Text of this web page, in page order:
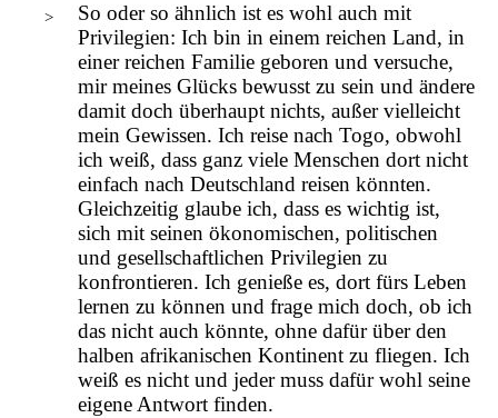
So oder so ähnlich ist es wohl auch mit
Privilegien: Ich bin in einem reichen Land, in
einer reichen Familie geboren und versuche,
mir meines Glücks bewusst zu sein und ändere
damit doch überhaupt nichts, außer vielleicht
mein Gewissen. Ich reise nach Togo, obwohl
ich weiß, dass ganz viele Menschen dort nicht
einfach nach Deutschland reisen könnten.
Gleichzeitig glaube ich, dass es wichtig ist,
sich mit seinen ökonomischen, politischen
und gesellschaftlichen Privilegien zu
konfrontieren. Ich genieße es, dort fürs Leben
lernen zu können und frage mich doch, ob ich
das nicht auch könnte, ohne dafür über den
halben afrikanischen Kontinent zu fliegen. Ich
weiß es nicht und jeder muss dafür wohl seine
eigene Antwort finden.